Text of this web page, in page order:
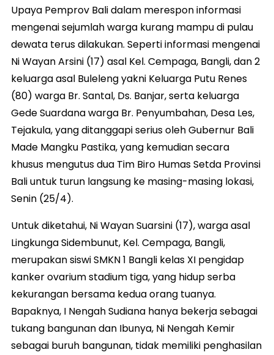
Upaya Pemprov Bali dalam merespon informasi
mengenai sejumlah warga kurang mampu di pulau
dewata terus dilakukan. Seperti informasi mengenai
Ni Wayan Arsini (17) asal Kel. Cempaga, Bangli, dan 2
keluarga asal Buleleng yakni Keluarga Putu Renes
(80) warga Br. Santal, Ds. Banjar, serta keluarga
Gede Suardana warga Br. Penyumbahan, Desa Les,
Tejakula, yang ditanggapi serius oleh Gubernur Bali
Made Mangku Pastika, yang kemudian secara
khusus mengutus dua Tim Biro Humas Setda Provinsi
Bali untuk turun langsung ke masing-masing lokasi,
Senin (25/4).
Untuk diketahui, Ni Wayan Suarsini (17), warga asal
Lingkunga Sidembunut, Kel. Cempaga, Bangli,
merupakan siswi SMKN 1 Bangli kelas XI pengidap
kanker ovarium stadium tiga, yang hidup serba
kekurangan bersama kedua orang tuanya.
Bapaknya, I Nengah Sudiana hanya bekerja sebagai
tukang bangunan dan Ibunya, Ni Nengah Kemir
sebagai buruh bangunan, tidak memiliki penghasilan